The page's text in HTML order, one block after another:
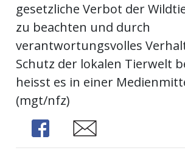
gesetzliche Verbot der
zu beachten und durch
verantwortungsvolles
Schutz der lokalen Tierwelt
heisst es in einer
(mgt/nfz)
Share
Share